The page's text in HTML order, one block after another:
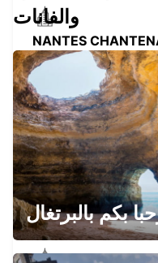
NANTES
NANTES - FRANCE
LA ROCHE-SUR-
LA ROCHE SUR YON -
والفانات
بكم بالبرتغال